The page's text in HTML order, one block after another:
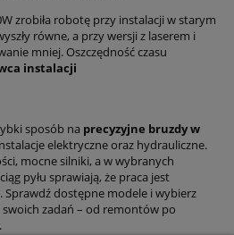
zrobiła robotę przy instalacji w starym
równe, a przy wersji z laserem i
mniej. Oszczędność czasu
instalacji
sposób na precyzyjne bruzdy w
elektryczne oraz hydrauliczne.
mocne silniki, a w wybranych
pyłu sprawiają, że praca jest
Sprawdź dostępne modele i wybierz
zadań – od remontów po